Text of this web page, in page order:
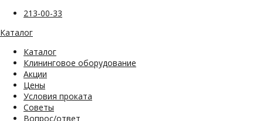
213-00-33
Каталог
Каталог
Клининговое оборудование
Акции
Цены
Условия проката
Советы
Вопрос/ответ